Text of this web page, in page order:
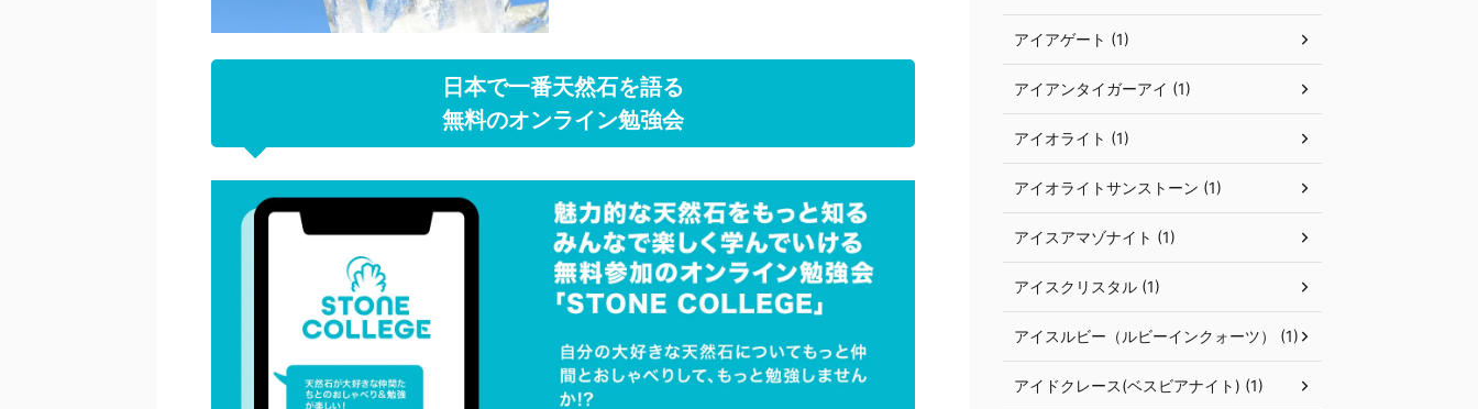
日本で一番天然石を語る
無料のオンライン勉強会
アイアゲート (1)
アイアンタイガーアイ (1)
アイオライト (1)
アイオライトサンストーン (1)
アイスアマゾナイト (1)
アイスクリスタル (1)
アイスルビー（ルビーインクォーツ） (1)
アイドクレース(ベスビアナイト) (1)